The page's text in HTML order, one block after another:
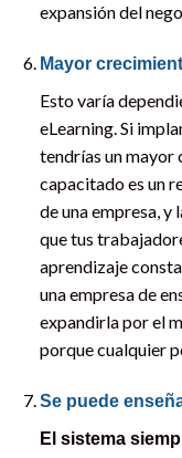
expansión del
Mayor
Esto varía
eLearning. Si
tendrías un mayor
capacitado es un
de una empresa,
que tus
aprendizaje
una empresa de
expandirla por el
porque cualquier
Se puede
El sistema